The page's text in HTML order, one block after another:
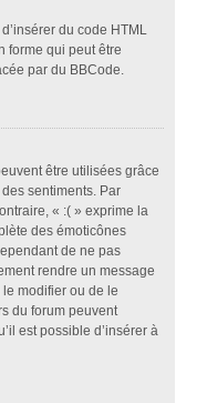
du code HTML
forme qui peut être
par du BBCode.
être utilisées grâce
sentiments. Par
« :( » exprime la
des émoticônes
de ne pas
rendre un message
modifier ou de le
du forum peuvent
est possible d’insérer à